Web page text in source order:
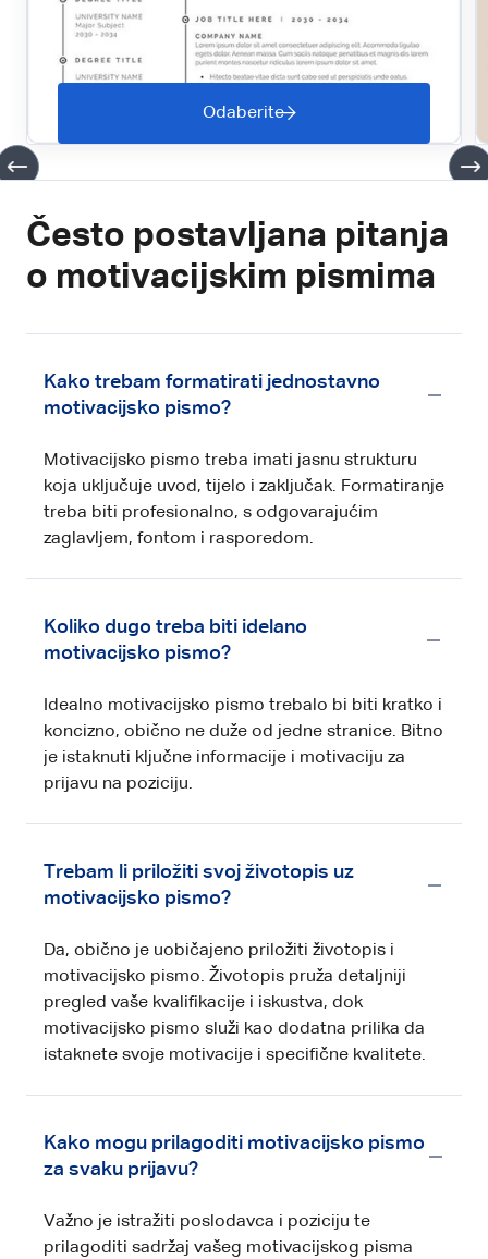
Odaberite
Često postavljana pitanja
o motivacijskim pismima
Kako trebam formatirati jednostavno
motivacijsko pismo?
Motivacijsko pismo treba imati jasnu strukturu
koja uključuje uvod, tijelo i zaključak. Formatiranje
treba biti profesionalno, s odgovarajućim
zaglavljem, fontom i rasporedom.
Koliko dugo treba biti idelano
motivacijsko pismo?
Idealno motivacijsko pismo trebalo bi biti kratko i
koncizno, obično ne duže od jedne stranice. Bitno
je istaknuti ključne informacije i motivaciju za
prijavu na poziciju.
Trebam li priložiti svoj životopis uz
motivacijsko pismo?
Da, obično je uobičajeno priložiti životopis i
motivacijsko pismo. Životopis pruža detaljniji
pregled vaše kvalifikacije i iskustva, dok
motivacijsko pismo služi kao dodatna prilika da
istaknete svoje motivacije i specifične kvalitete.
Kako mogu prilagoditi motivacijsko pismo
za svaku prijavu?
Važno je istražiti poslodavca i poziciju te
prilagoditi sadržaj vašeg motivacijskog pisma